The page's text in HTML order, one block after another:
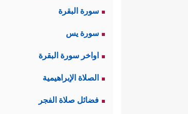
سورة البقرة
سورة يس
اواخر سورة البقرة
الصلاة الإبراهيمية
فضائل صلاة الفجر